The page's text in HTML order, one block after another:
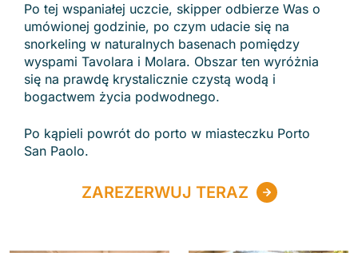
Po tej wspaniałej uczcie, skipper odbierze Was o
umówionej godzinie, po czym udacie się na
snorkeling w naturalnych basenach pomiędzy
wyspami Tavolara i Molara. Obszar ten wyróżnia
się na prawdę krystalicznie czystą wodą i
bogactwem życia podwodnego.
Po kąpieli powrót do porto w miasteczku Porto
San Paolo.
ZAREZERWUJ TERAZ